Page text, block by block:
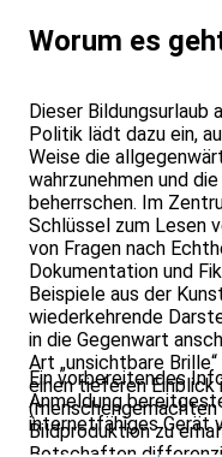
Worum es
Dieser
Politik lädt dazu ein,
Weise die
wahrzunehmen und
beherrschen. Im
Schlüssel zum Lesen
von Fragen nach
Dokumentation und
Beispiele aus der
wiederkehrende
in die Gegenwart
Art „unsichtbare
einen tieferen Einblick
Bildproduktion zu
Ein vorbereitendes
Anmeldung
internetfähiges Gerät